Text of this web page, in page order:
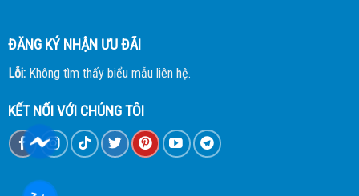
ĐĂNG KÝ NHẬN ƯU ĐÃI
Lỗi:Không tìm thấy biểu mẫu liên hệ.
KẾT NỐI VỚI CHÚNG TÔI